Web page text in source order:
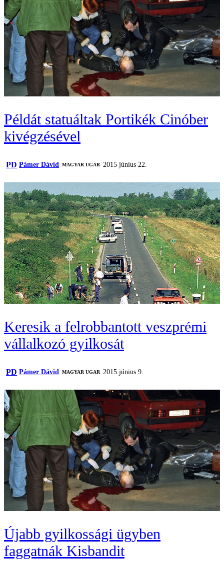
Példát statuáltak Portikék Cinóber
kivégzésével
PD Pámer Dávid MAGYAR UGAR 2015 június 22.
Keresik a felrobbantott veszprémi
vállalkozó gyilkosát
PD Pámer Dávid MAGYAR UGAR 2015 június 9.
Újabb gyilkossági ügyben
faggatnák Kisbandit